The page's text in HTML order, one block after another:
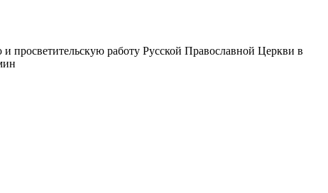
просветительскую работу Русской Православной Церкви в